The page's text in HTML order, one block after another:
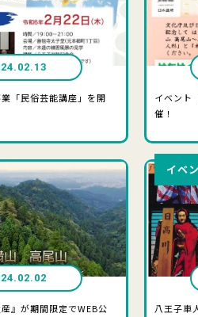
「民俗芸能講座」を開
イベント
催！
』が期間限定でWEB公
イベ
八王子車